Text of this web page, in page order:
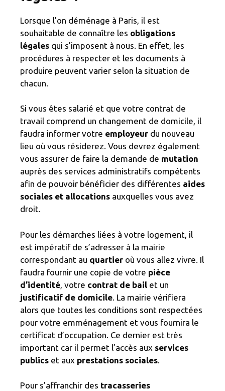
Lorsque l’on déménage à Paris, il est
souhaitable de connaître les obligations
légales qui s’imposent à nous. En effet, les
procédures à respecter et les documents à
produire peuvent varier selon la situation de
chacun.
Si vous êtes salarié et que votre contrat de
travail comprend un changement de domicile, il
faudra informer votre employeur du nouveau
lieu où vous résiderez. Vous devrez également
vous assurer de faire la demande de mutation
auprès des services administratifs compétents
afin de pouvoir bénéficier des différentes aides
sociales et allocations auxquelles vous avez
droit.
Pour les démarches liées à votre logement, il
est impératif de s’adresser à la mairie
correspondant au quartier où vous allez vivre. Il
faudra fournir une copie de votre pièce
d’identité, votre contrat de bail et un
justificatif de domicile. La mairie vérifiera
alors que toutes les conditions sont respectées
pour votre emménagement et vous fournira le
certificat d’occupation. Ce dernier est très
important car il permet l’accès aux services
publics et aux prestations sociales.
Pour s’affranchir des tracasseries